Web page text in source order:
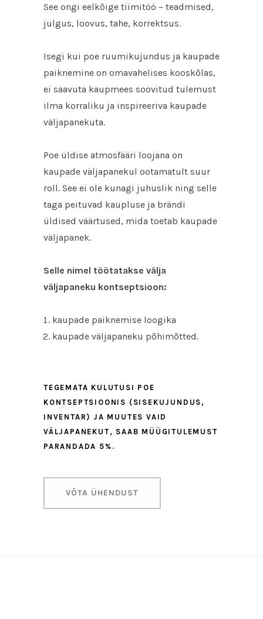
See ongi eelkõige tiimitöö – teadmised,
julgus, loovus, tahe, korrektsus.
Isegi kui poe ruumikujundus ja kaupade
paiknemine on omavahelises kooskõlas,
ei saavuta kaupmees soovitud tulemust
ilma korraliku ja inspireeriva kaupade
väljapanekuta.
Poe üldise atmosfääri loojana on
kaupade väljapanekul ootamatult suur
roll. See ei ole kunagi juhuslik ning selle
taga peituvad kaupluse ja brändi
üldised väärtused, mida toetab kaupade
väljapanek.
Selle nimel töötatakse välja
väljapaneku kontseptsioon:
kaupade paiknemise loogika
kaupade väljapaneku põhimõtted.
TEGEMATA KULUTUSI POE
KONTSEPTSIOONIS (SISEKUJUNDUS,
INVENTAR) JA MUUTES VAID
VÄLJAPANEKUT, SAAB MÜÜGITULEMUST
PARANDADA 5%.
VÕTA ÜHENDUST